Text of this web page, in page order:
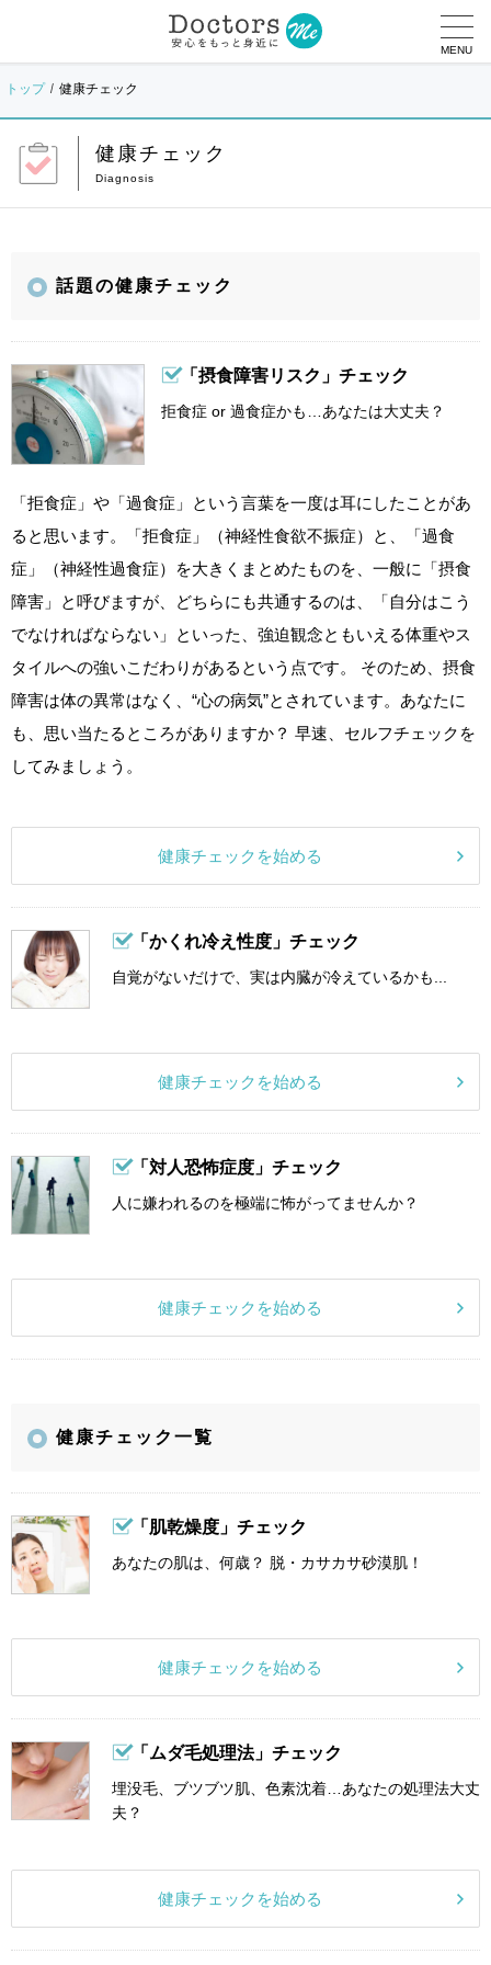
MENU
トップ 健康チェック
健康チェック
話題の健康チェック
「摂食障害リスク」チェック
拒食症 or 過食症かも…あなたは大丈夫？
「拒食症」や「過食症」という言葉を一度は耳にしたことがあ
ると思います。「拒食症」（神経性食欲不振症）と、「過食
症」（神経性過食症）を大きくまとめたものを、一般に「摂食
障害」と呼びますが、どちらにも共通するのは、「自分はこう
でなければならない」といった、強迫観念ともいえる体重やス
タイルへの強いこだわりがあるという点です。 そのため、摂食
障害は体の異常はなく、“心の病気”とされています。あなたに
も、思い当たるところがありますか？ 早速、セルフチェックを
してみましょう。
健康チェックを始める
「かくれ冷え性度」チェック
自覚がないだけで、実は内臓が冷えているかも...
健康チェックを始める
「対人恐怖症度」チェック
人に嫌われるのを極端に怖がってませんか？
健康チェックを始める
健康チェック一覧
「肌乾燥度」チェック
あなたの肌は、何歳？ 脱・カサカサ砂漠肌！
健康チェックを始める
「ムダ毛処理法」チェック
埋没毛、ブツブツ肌、色素沈着…あなたの処理法大丈
夫？
健康チェックを始める